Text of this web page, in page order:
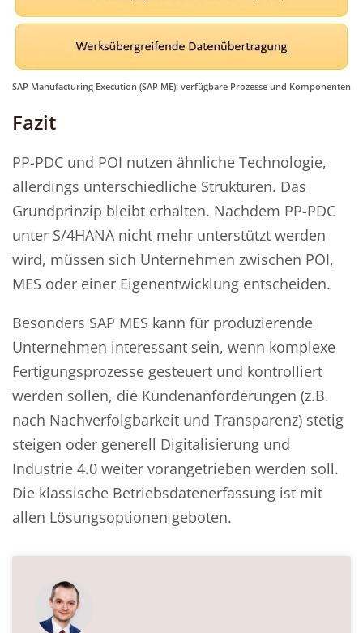
SAP Manufacturing Execution (SAP ME): verfügbare Prozesse und Komponenten
Fazit
PP-PDC und POI nutzen ähnliche Technologie,
allerdings unterschiedliche Strukturen. Das
Grundprinzip bleibt erhalten. Nachdem PP-PDC
unter S/4HANA nicht mehr unterstützt werden
wird, müssen sich Unternehmen zwischen POI,
MES oder einer Eigenentwicklung entscheiden.
Besonders SAP MES kann für produzierende
Unternehmen interessant sein, wenn komplexe
Fertigungsprozesse gesteuert und kontrolliert
werden sollen, die Kundenanforderungen (z.B.
nach Nachverfolgbarkeit und Transparenz) stetig
steigen oder generell Digitalisierung und
Industrie 4.0 weiter vorangetrieben werden soll.
Die klassische Betriebsdatenerfassung ist mit
allen Lösungsoptionen geboten.